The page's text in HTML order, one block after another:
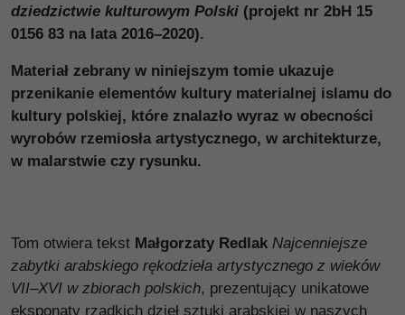
dziedzictwie kulturowym Polski (projekt nr 2bH 15
0156 83 na lata 2016–2020).
Materiał zebrany w niniejszym tomie ukazuje
przenikanie elementów kultury materialnej islamu do
kultury polskiej, które znalazło wyraz w obecności
wyrobów rzemiosła artystycznego, w architekturze,
w malarstwie czy rysunku.
Tom otwiera tekst Małgorzaty Redlak Najcenniejsze
zabytki arabskiego rękodzieła artystycznego z wieków
VII–XVI w zbiorach polskich, prezentujący unikatowe
eksponaty rzadkich dzieł sztuki arabskiej w naszych